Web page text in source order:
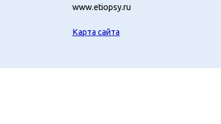
www.etiopsy.ru
Карта сайта